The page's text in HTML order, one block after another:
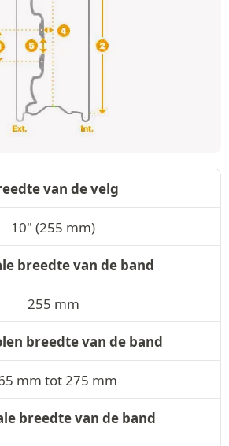
van de velg
10" (255 mm)
breedte van de band
255 mm
breedte van de band
mm tot 275 mm
breedte van de band